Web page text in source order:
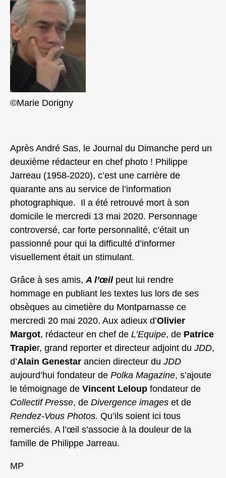
©Marie Dorigny
Après André Sas, le Journal du Dimanche perd un
deuxième rédacteur en chef photo ! Philippe
Jarreau (1958-2020), c’est une carrière de
quarante ans au service de l’information
photographique. Il a été retrouvé mort à son
domicile le mercredi 13 mai 2020. Personnage
controversé, car forte personnalité, c’était un
passionné pour qui la difficulté d’informer
visuellement était un stimulant.
Grâce à ses amis, A l’œilpeut lui rendre
hommage en publiant les textes lus lors de ses
obsèques au cimetière du Montparnasse ce
mercredi 20 mai 2020. Aux adieux d’Olivier
Margot, rédacteur en chef de L’Equipe, de Patrice
Trapier, grand reporter et directeur adjoint du JDD,
d’Alain Genestar ancien directeur du JDD
aujourd’hui fondateur de Polka Magazine, s’ajoute
le témoignage de Vincent Leloup fondateur de
Collectif Presse, de Divergence images et de
Rendez-Vous Photos. Qu’ils soient ici tous
remerciés. A l’œil s’associe à la douleur de la
famille de Philippe Jarreau.
MP